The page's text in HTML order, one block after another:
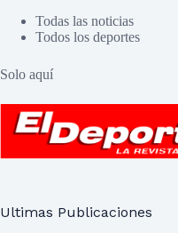
Todas las noticias
Todos los deportes
Solo aquí
Ultimas Publicaciones